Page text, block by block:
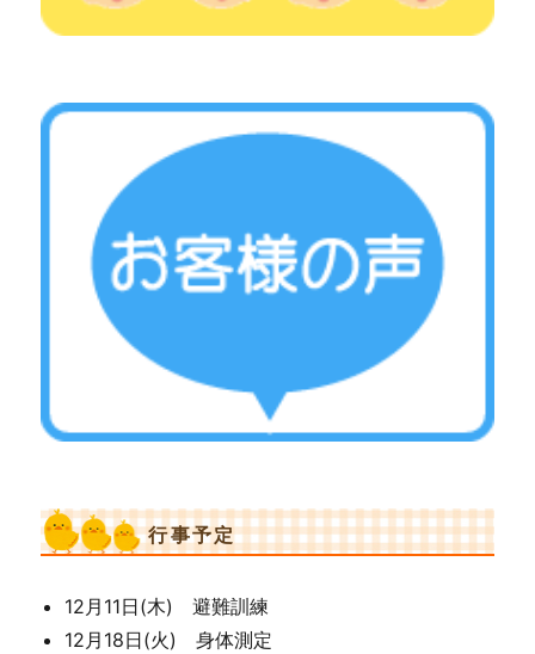
行事予定
12月11日(木) 避難訓練
12月18日(火) 身体測定